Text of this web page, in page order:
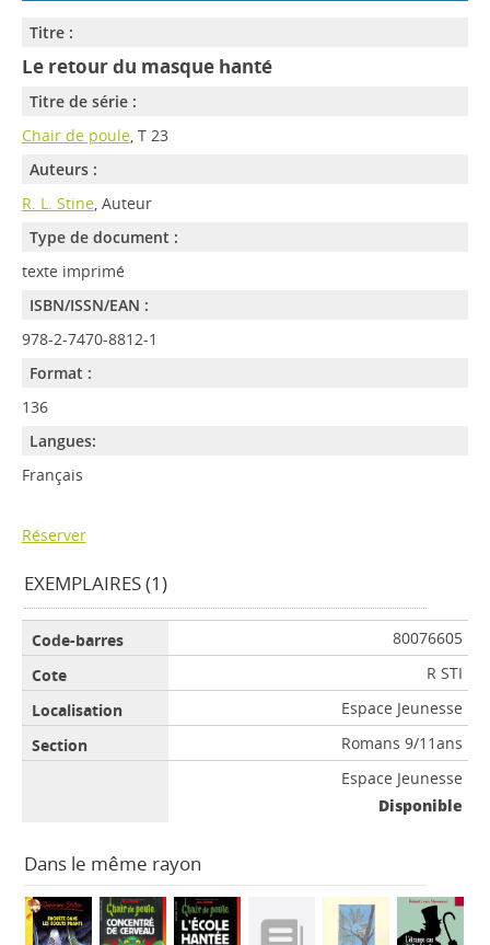
Titre :
Le retour du masque hanté
Titre de série :
Chair de poule, T 23
Auteurs :
R. L. Stine, Auteur
Type de document :
texte imprimé
ISBN/ISSN/EAN :
978-2-7470-8812-1
Format :
136
Langues:
Français
Réserver
EXEMPLAIRES (1)
80076605
R STI
Espace Jeunesse
Romans 9/11ans
Espace Jeunesse
Disponible
Dans le même rayon